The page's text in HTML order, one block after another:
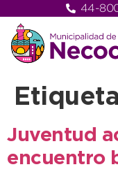
44-
Juventud
encuentro